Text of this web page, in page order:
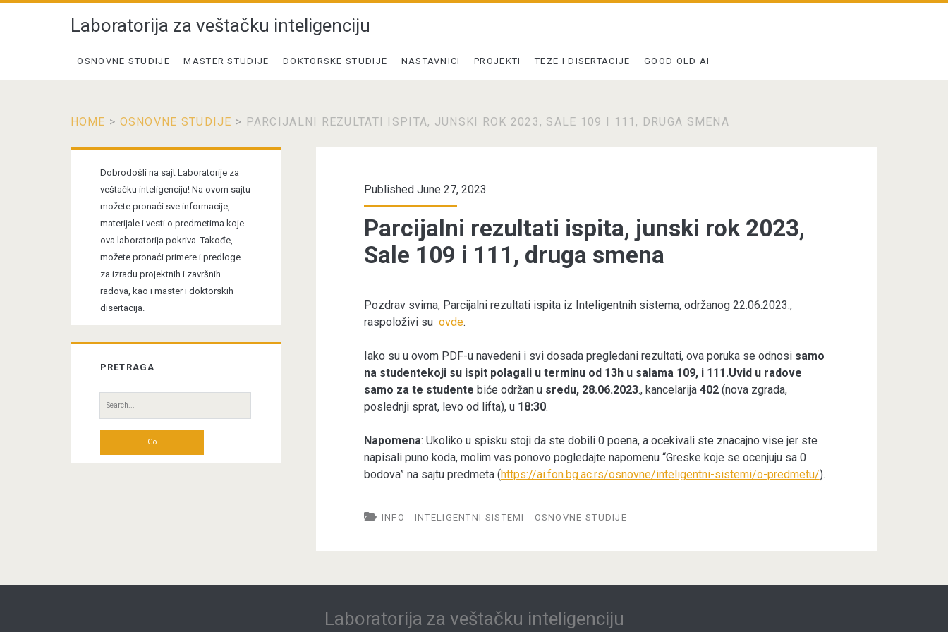
Laboratorija za veštačku inteligenciju
OSNOVNE STUDIJE MASTER STUDIJE DOKTORSKE STUDIJE NASTAVNICI PROJEKTI TEZE I DISERTACIJE GOOD OLD AI
HOME > OSNOVNE STUDIJE > PARCIJALNI REZULTATI ISPITA, JUNSKI ROK 2023, SALE 109 I 111, DRUGA SMENA
Published June 27, 2023
Parcijalni rezultati ispita, junski rok 2023,
Sale 109 i 111, druga smena
Pozdrav svima, Parcijalni rezultati ispita iz Inteligentnih sistema, održanog 22.06.2023.,
raspoloživi su ovde.
Iako su u ovom PDF-u navedeni i svi dosada pregledani rezultati, ova poruka se odnosi samo
na studentekoji su ispit polagali u terminu od 13h u salama 109, i 111.Uvid u radove
samo za te studente biće održan u sredu, 28.06.2023., kancelarija 402(nova zgrada,
poslednji sprat, levo od lifta), u 18:30.
Napomena: Ukoliko u spisku stoji da ste dobili 0 poena, a ocekivali ste znacajno vise jer ste
napisali puno koda, molim vas ponovo pogledajte napomenu “Greske koje se ocenjuju sa 0
bodova” na sajtu predmeta (https://ai.fon.bg.ac.rs/osnovne/inteligentni-sistemi/o-predmetu/).
INFO INTELIGENTNI SISTEMI OSNOVNE STUDIJE
Sidebar
Dobrodošli na sajt Laboratorije za
veštačku inteligenciju! Na ovom sajtu
možete pronaći sve informacije,
materijale i vesti o predmetima koje
ova laboratorija pokriva. Takođe,
možete pronaći primere i predloge
za izradu projektnih i završnih
radova, kao i master i doktorskih
disertacija.
PRETRAGA
Search
for:
Laboratorija za veštačku inteligenciju